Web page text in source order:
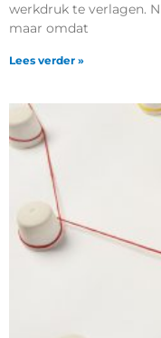
werkdruk te verlagen.
maar omdat
Lees verder »